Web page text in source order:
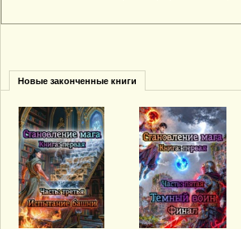
Новые законченные книги